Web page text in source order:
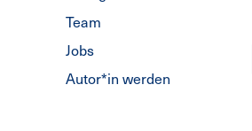
Team
Jobs
Autor*in werden